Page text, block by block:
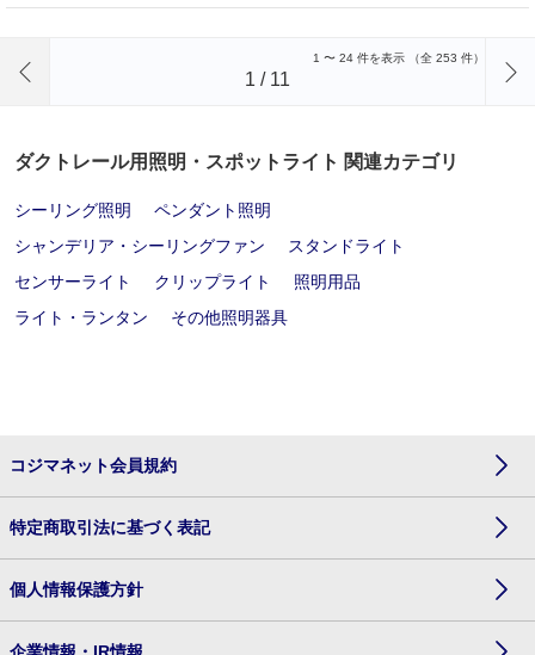
1 〜 24 件を表示 （全 253 件）
1 / 11
ダクトレール用照明・スポットライト 関連カテゴリ
シーリング照明
ペンダント照明
シャンデリア・シーリングファン
スタンドライト
センサーライト
クリップライト
照明用品
ライト・ランタン
その他照明器具
コジマネット会員規約
特定商取引法に基づく表記
個人情報保護方針
企業情報・IR情報